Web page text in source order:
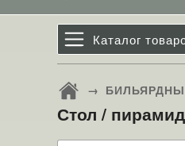
Каталог
→
Стол /